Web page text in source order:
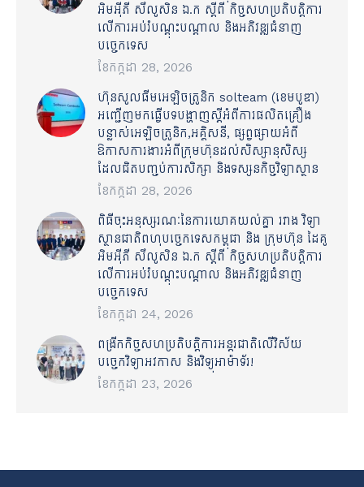
អិមអ៊ីភី សឹលូសិន ឯ.ក ស្ដីពី កិច្ចសហប្រតិបត្តិការ
លើការអប់រំបណ្ដុះបណ្ដាល និងអភិវឌ្ឍជំនាញ
បច្ចេកទេស
ខែ​កក្កដា 28, 2026
ហ៊ុនសូលធីមអេឡិចត្រូនិក solteam (ខេមបូឌា)
អញ្ជើញមកធ្វើបទបង្ហាញស្តីអំពីការផលិតគ្រឿង
បន្លាស់អេឡិចត្រូនិក,អគ្គិសនី, ផ្សព្វផ្សាយអំពី
ឱកាសការងារអំពីក្រុមហ៊ុនដល់សិស្សានុសិស្ស
ដែលជិតបញ្ចប់ការសិក្សា និងទស្សនកិច្ចវិទ្យាស្ថាន
ខែ​កក្កដា 28, 2026
ពិធីចុះអនុស្សរណៈនៃការយោគយល់គ្នា រវាង វិទ្យា
ស្ថានជាតិពហុបច្ចេកទេសកម្ពុជា និង ក្រុមហ៊ុន ដៃគូ
អិមអ៊ីភី សឹលូសិន ឯ.ក ស្ដីពី កិច្ចសហប្រតិបត្តិការ
លើការអប់រំបណ្ដុះបណ្ដាល និងអភិវឌ្ឍជំនាញ
បច្ចេកទេស
ខែ​កក្កដា 24, 2026
ពង្រីកកិច្ចសហប្រតិបត្តិការអន្តរជាតិលើវិស័យ
បច្ចេកវិទ្យាអវកាស និងវិទ្យុអាម៉ាទ័រ!
ខែ​កក្កដា 23, 2026